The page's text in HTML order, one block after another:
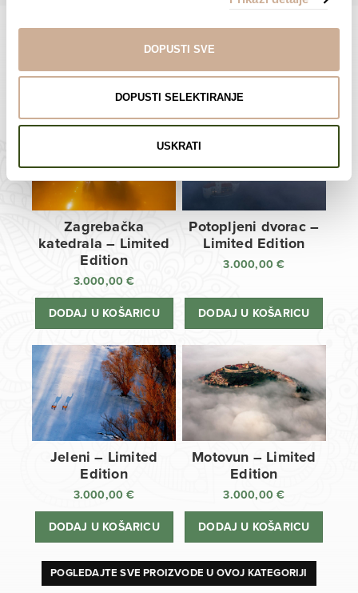
DOPUSTI SVE
DOPUSTI SELEKTIRANJE
USKRATI
Limited Edition Fotografije
Zagrebačka
katedrala – Limited
Edition
3.000,00€
DODAJ U KOŠARICU
Potopljeni dvorac –
Limited Edition
3.000,00€
DODAJ U KOŠARICU
Jeleni – Limited
Edition
3.000,00€
DODAJ U KOŠARICU
Motovun – Limited
Edition
3.000,00€
DODAJ U KOŠARICU
POGLEDAJTE SVE PROIZVODE U OVOJ KATEGORIJI